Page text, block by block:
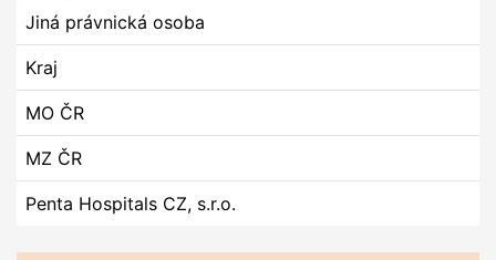
Jiná právnická osoba
Kraj
MO ČR
MZ ČR
Penta Hospitals CZ, s.r.o.